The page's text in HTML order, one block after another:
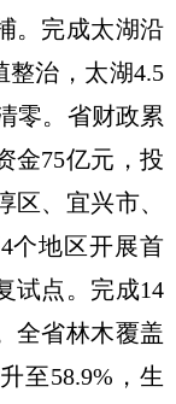
。完成太湖沿
整治，太湖4.5
零。省财政累
金75亿元，投
区、宜兴市、
个地区开展首
试点。完成14
全省林木覆盖
至58.9%，生